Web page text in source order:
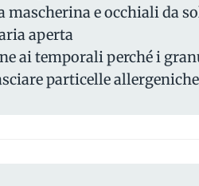
mascherina e occhiali da
aperta
ai temporali perché i
particelle allergeniche